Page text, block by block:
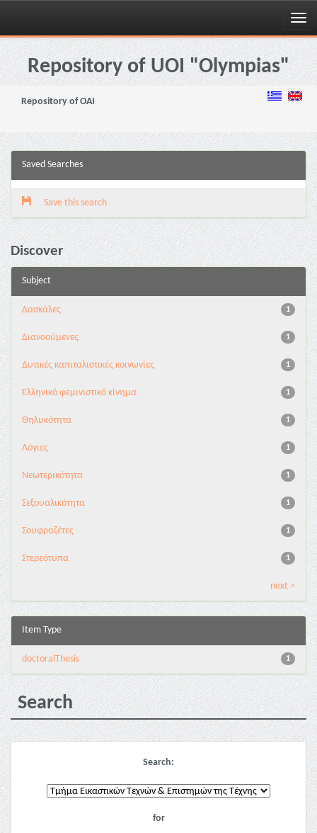
Skip
navigationRepository of UOI "Olympias"
Repository of OAI
Saved Searches
Save this search
Discover
Subject
1
Δασκάλες
1
Διανoούμενες
1
Δυτικές καπιταλιστικές κοινωνίες
1
Ελληνικό φεμινιστικό κίνημα
1
Θηλυκότητα
1
Λόγιες
1
Νεωτερικότητα
1
Σεξουαλικότητα
1
Σουφραζέτες
1
Στερεότυπα
next >
Item Type
1
doctoralThesis
Search
Search:
for